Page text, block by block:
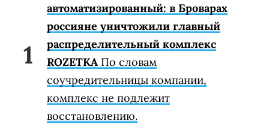
автоматизированный: в Броварах
россияне уничтожили главный
распределительный комплекс
ROZETKA По словам
соучредительницы компании,
комплекс не подлежит
восстановлению.